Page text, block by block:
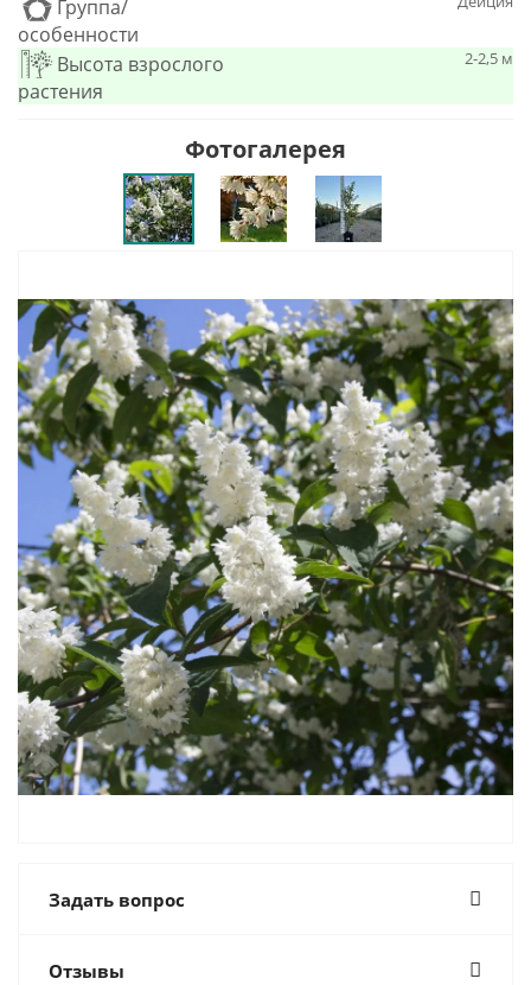
Группа/
особенности
Высота взрослого
растения
2-2,5 м
Фотогалерея
Задать вопрос
Отзывы